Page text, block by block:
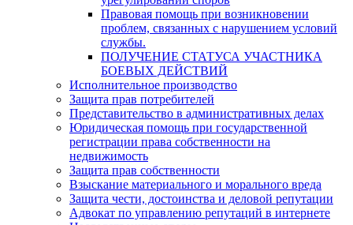
Правовая помощь при возникновении
проблем, связанных с нарушением условий
службы.
ПОЛУЧЕНИЕ СТАТУСА УЧАСТНИКА
БОЕВЫХ ДЕЙСТВИЙ
Исполнительное производство
Защита прав потребителей
Представительство в административных делах
Юридическая помощь при государственной
регистрации права собственности на
недвижимость
Защита прав собственности
Взыскание материального и морального вреда
Защита чести, достоинства и деловой репутации
Адвокат по управлению репутаций в интернете